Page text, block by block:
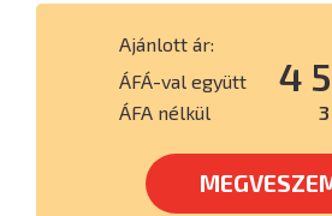
Ajánlott ár:
ÁFÁ-val együtt
4
ÁFA nélkül